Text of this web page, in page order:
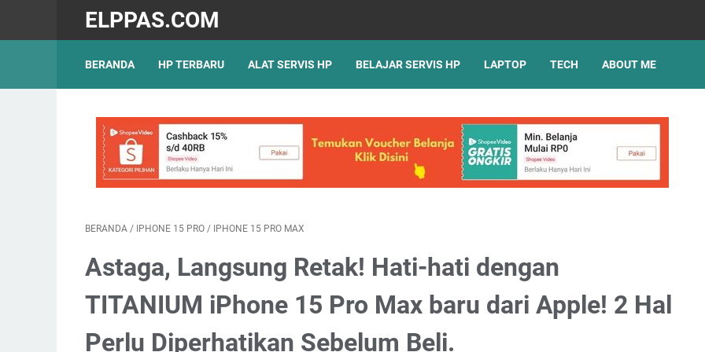
ELPPAS.COM
BERANDA HP TERBARU ALAT SERVIS HP BELAJAR SERVIS HP LAPTOP TECH ABOUT ME
BERANDA / IPHONE 15 PRO / IPHONE 15 PRO MAX
Astaga, Langsung Retak! Hati-hati dengan
TITANIUM iPhone 15 Pro Max baru dari Apple! 2 Hal
Perlu Diperhatikan Sebelum Beli.